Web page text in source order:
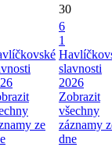
30
ze
6
1
slavnosti
2026
Zobrazit
všechny
záznamy
dne